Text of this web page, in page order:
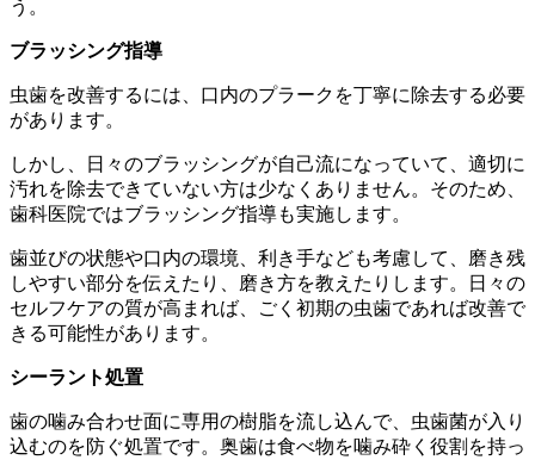
う。
ブラッシング指導
虫歯を改善するには、口内のプラークを丁寧に除去する必要
があります。
しかし、日々のブラッシングが自己流になっていて、適切に
汚れを除去できていない方は少なくありません。そのため、
歯科医院ではブラッシング指導も実施します。
歯並びの状態や口内の環境、利き手なども考慮して、磨き残
しやすい部分を伝えたり、磨き方を教えたりします。日々の
セルフケアの質が高まれば、ごく初期の虫歯であれば改善で
きる可能性があります。
シーラント処置
歯の噛み合わせ面に専用の樹脂を流し込んで、虫歯菌が入り
込むのを防ぐ処置です。奥歯は食べ物を噛み砕く役割を持っ